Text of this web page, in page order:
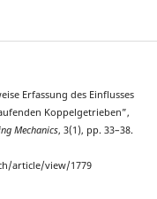
Erfassung des Einflusses
Koppelgetrieben”,
Mechanics, 3(1), pp. 33–38.
article/view/1779